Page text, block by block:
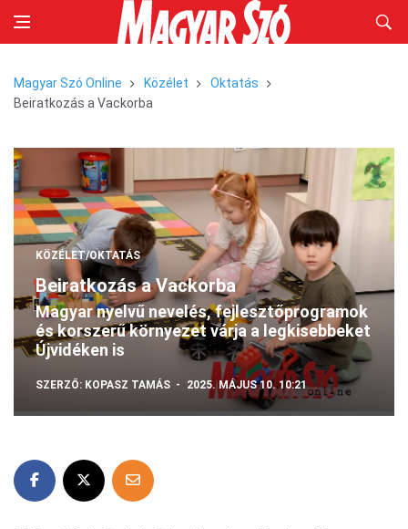
Magyar Szó Online Közélet
Oktatás
Beiratkozás a Vackorba
KÖZÉLET/OKTATÁS
Beiratkozás a Vackorba
Magyar nyelvű nevelés, fejlesztőprogramok
és korszerű környezet várja a legkisebbeket
Újvidéken is
SZERZŐ: KOPASZ TAMÁS 2025. MÁJUS 10. 10:21